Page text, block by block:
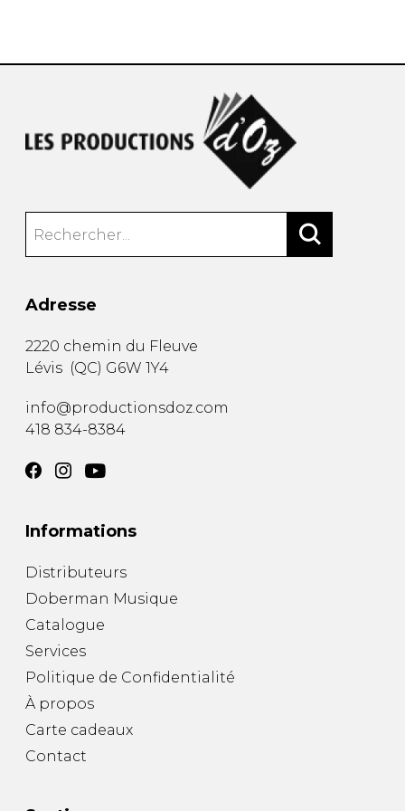
Adresse
2220 chemin du Fleuve
Lévis (QC) G6W 1Y4
info@productionsdoz.com
418 834-8384
Informations
Distributeurs
Doberman Musique
Catalogue
Services
Politique de Confidentialité
À propos
Carte cadeaux
Contact